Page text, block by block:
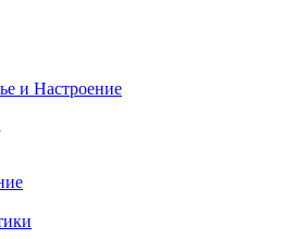
и Настроение